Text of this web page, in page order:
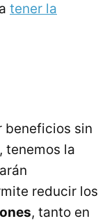
tener la
beneficios sin
tenemos la
reducir los
, tanto en